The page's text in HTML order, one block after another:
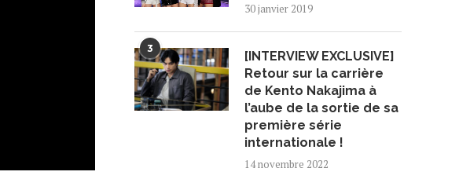
30 janvier 2019
3
[INTERVIEW EXCLUSIVE]
Retour sur la carrière
de Kento Nakajima à
l’aube de la sortie de sa
première série
internationale !
14 novembre 2022